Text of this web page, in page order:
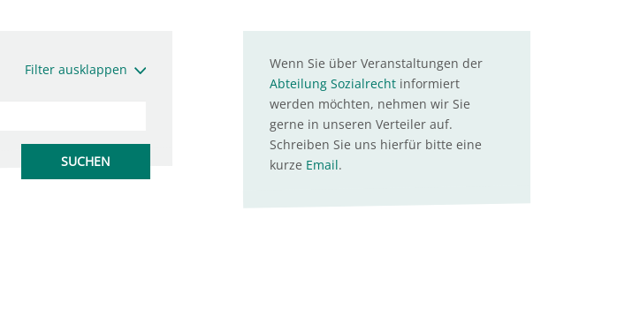
Filter ausklappen
Wenn Sie über Veranstaltungen der
Abteilung Sozialrechtinformiert
werden möchten, nehmen wir Sie
gerne in unseren Verteiler auf.
Schreiben Sie uns hierfür bitte eine
kurze Email.